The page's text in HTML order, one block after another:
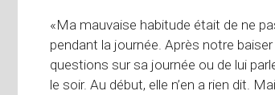
«Ma mauvaise habitude était de ne
pendant la journée. Après notre baiser
questions sur sa journée ou de lui
le soir. Au début, elle n’en a rien dit.